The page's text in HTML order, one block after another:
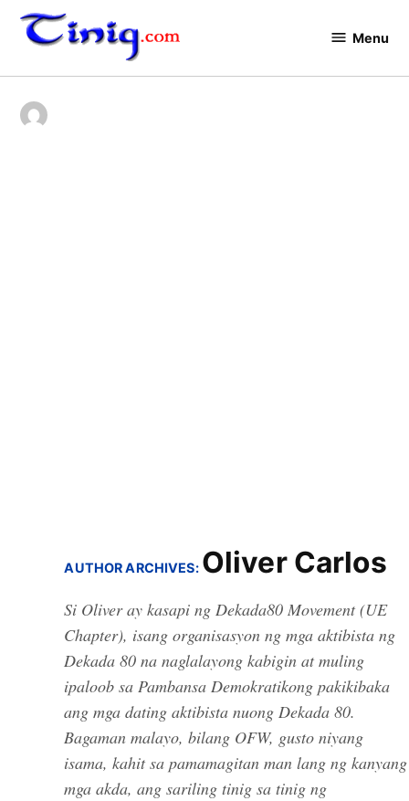
Skip
Menu
AUTHOR ARCHIVES: Oliver Carlos
Si Oliver ay kasapi ng Dekada80 Movement (UE
Chapter), isang organisasyon ng mga aktibista ng
Dekada 80 na naglalayong kabigin at muling
ipaloob sa Pambansa Demokratikong pakikibaka
ang mga dating aktibista nuong Dekada 80.
Bagaman malayo, bilang OFW, gusto niyang
isama, kahit sa pamamagitan man lang ng kanyang
mga akda, ang sariling tinig sa tinig ng